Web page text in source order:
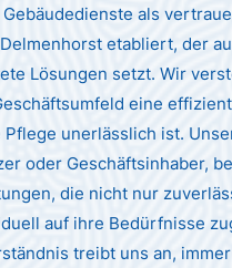
als
etabliert, der
Lösungen setzt. Wir
eine
unerlässlich ist.
oder Geschäftsinhaber,
die nicht nur
auf ihre Bedürfnisse
treibt uns an,